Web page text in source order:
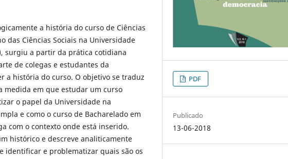
a história do curso de Ciências
das Ciências Sociais na Universidade
surgiu a partir da prática cotidiana
de colegas e estudantes da
a história do curso. O objetivo se traduz
medida em que estudar um curso
o papel da Universidade na
e como o curso de Bacharelado em
com o contexto onde está inserido.
histórico e descreve analiticamente
identificar e problematizar quais são os
PDF
Publicado
13-06-2018